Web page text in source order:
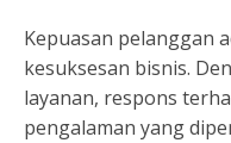
Kepuasan pelanggan
kesuksesan bisnis.
layanan, respons
pengalaman yang